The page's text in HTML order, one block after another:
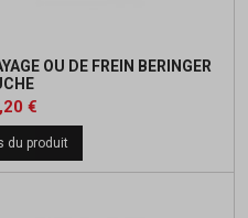
OU DE FREIN BERINGER
€Prix
de
base
du produit